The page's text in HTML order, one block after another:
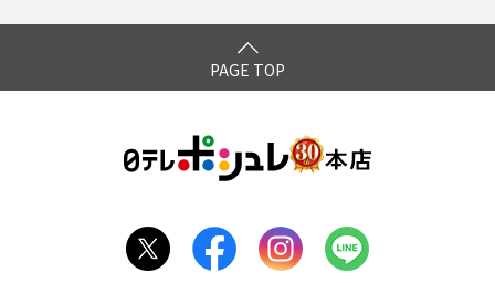
PAGE TOP